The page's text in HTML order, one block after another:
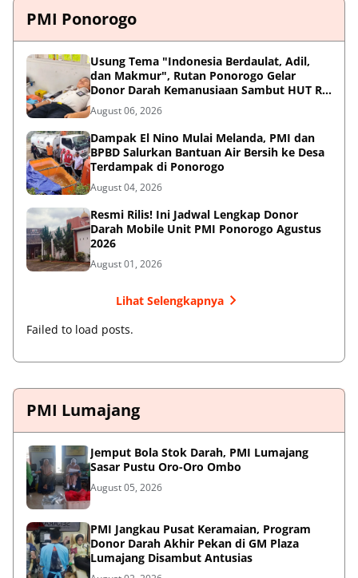
PMI Ponorogo
Usung Tema "Indonesia Berdaulat, Adil,
dan Makmur", Rutan Ponorogo Gelar
Donor Darah Kemanusiaan Sambut HUT RI
ke-81
August 06, 2026
Dampak El Nino Mulai Melanda, PMI dan
BPBD Salurkan Bantuan Air Bersih ke Desa
Terdampak di Ponorogo
August 04, 2026
Resmi Rilis! Ini Jadwal Lengkap Donor
Darah Mobile Unit PMI Ponorogo Agustus
2026
August 01, 2026
Lihat Selengkapnya
Failed to load posts.
PMI Lumajang
Jemput Bola Stok Darah, PMI Lumajang
Sasar Pustu Oro-Oro Ombo
August 05, 2026
PMI Jangkau Pusat Keramaian, Program
Donor Darah Akhir Pekan di GM Plaza
Lumajang Disambut Antusias